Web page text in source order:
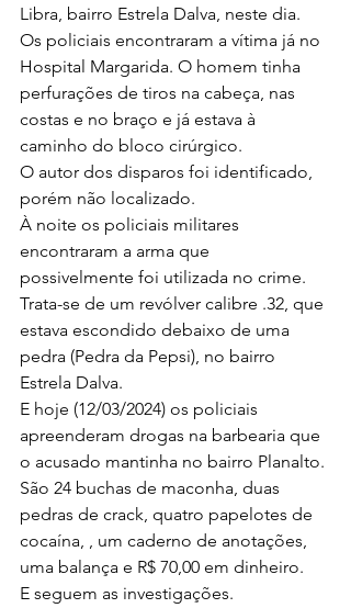
Libra, bairro Estrela Dalva, neste dia.
Os policiais encontraram a vítima já no
Hospital Margarida. O homem tinha
perfurações de tiros na cabeça, nas
costas e no braço e já estava à
caminho do bloco cirúrgico.
O autor dos disparos foi identificado,
porém não localizado.
À noite os policiais militares
encontraram a arma que
possivelmente foi utilizada no crime.
Trata-se de um revólver calibre .32, que
estava escondido debaixo de uma
pedra (Pedra da Pepsi), no bairro
Estrela Dalva.
E hoje (12/03/2024) os policiais
apreenderam drogas na barbearia que
o acusado mantinha no bairro Planalto.
São 24 buchas de maconha, duas
pedras de crack, quatro papelotes de
cocaína, , um caderno de anotações,
uma balança e R$ 70,00 em dinheiro.
E seguem as investigações.